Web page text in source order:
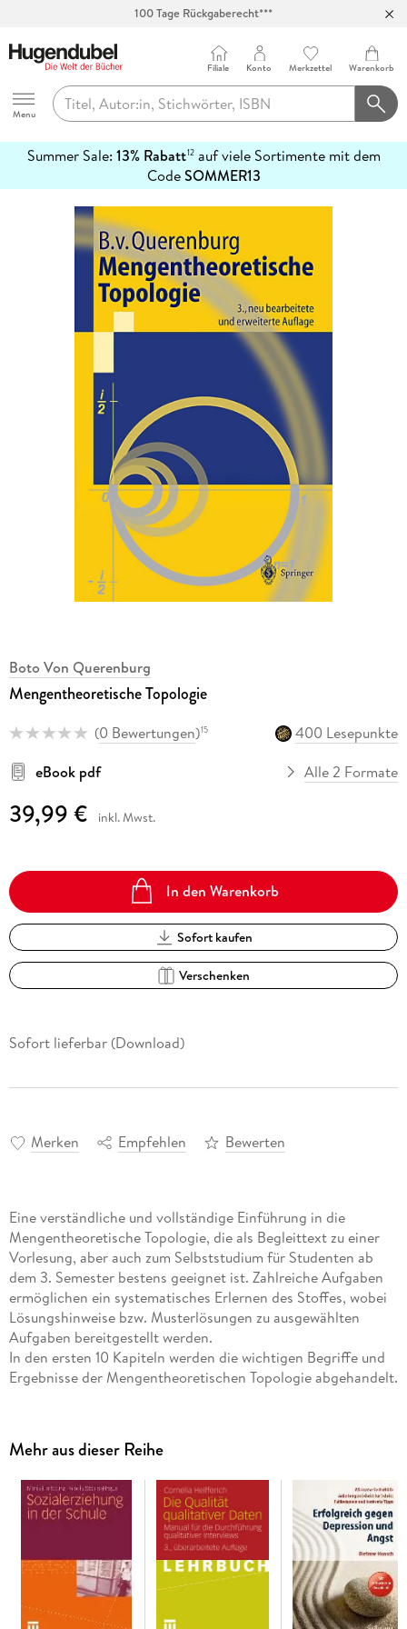
100 Tage Rückgaberecht***
Hugendubel
Menu
Filiale Konto Merkzettel Warenkorb
Summer Sale: 13% Rabatt12auf viele Sortimente mit dem
CodeSOMMER13
erfahren
Boto Von Querenburg
Mengentheoretische Topologie
(0 Bewertungen)15
400 Lesepunkte
eBook pdf
Alle 2 Formate
39,99 € inkl. Mwst.
In den Warenkorb
Sofort kaufen
Verschenken
Sofort lieferbar (Download)
Merken Empfehlen Bewerten
Eine verständliche und vollständige Einführung in die
Mengentheoretische Topologie, die als Begleittext zu einer
Vorlesung, aber auch zum Selbststudium für Studenten ab
dem 3. Semester bestens geeignet ist. Zahlreiche Aufgaben
ermöglichen ein systematisches Erlernen des Stoffes, wobei
Lösungshinweise bzw. Musterlösungen zu ausgewählten
Aufgaben bereitgestellt werden.
In den ersten 10 Kapiteln werden die wichtigen Begriffe und
Ergebnisse der Mengentheoretischen Topologie abgehandelt.
15 behandelt. Für die Neuauflage wurden fünf zusätzliche
Kapitel über topologische Strukturen in topologischen
Gruppen sowie ein Abschnitt über die historischen
Entwicklungen der Mengentheoretischen Topologie und der
topologischen Gruppen zugefügt.
Inhaltsverzeichnis
0 Bezeichnungen und mengentheoretische Grundlagen. - 1
Mehr aus dieser Reihe